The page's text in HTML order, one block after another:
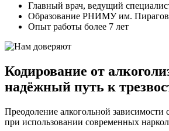
Главный врач, ведущий
Образование РНИМУ им.
Опыт работы более 7 лет
Кодирование от
надёжный путь к
Преодоление алкогольной зависимости
при использовании современных